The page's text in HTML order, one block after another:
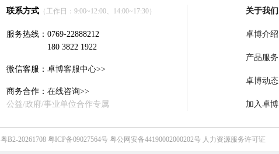
联系方式 （工作日：9:00~12:00、14:00~17:30）
服务热线：0769-22888212
180 3822 1922
微信客服： 卓博客服中心>>
商务合作： 在线咨询>>
公益/政府/事业单位合作专属
关于我们
卓博介绍
产品服务
卓博动态
加入卓博
粤B2-20261708 粤ICP备09027564号 粤公网安备44190002000202号 人力资源服务许可证